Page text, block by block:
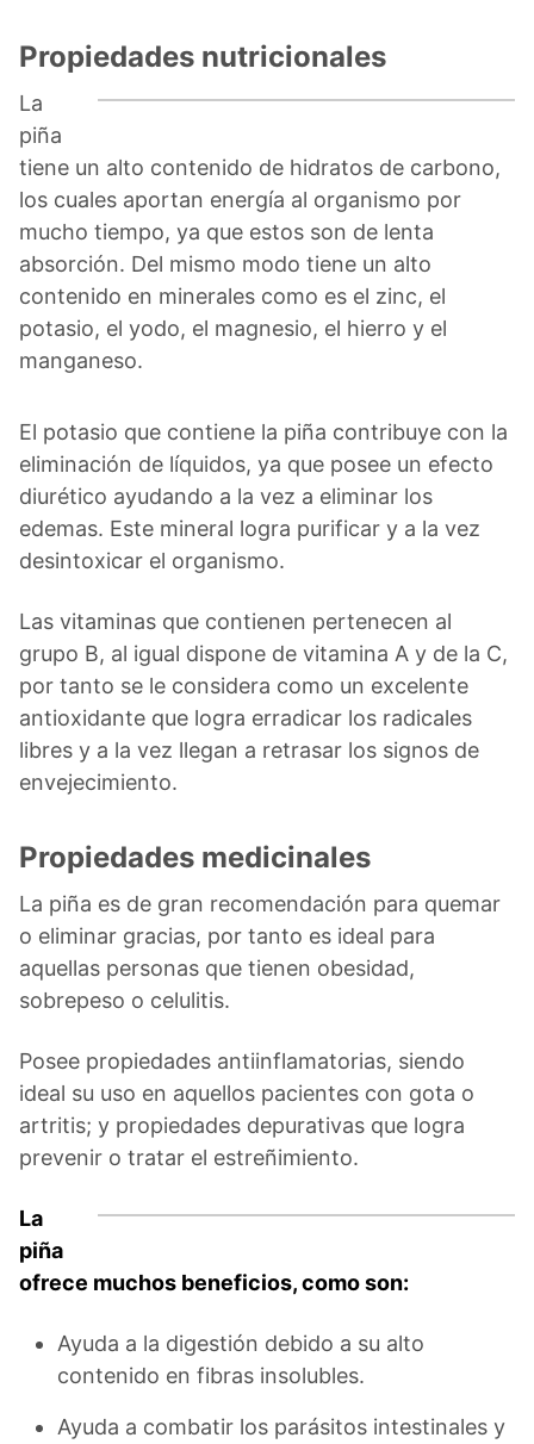
Propiedades nutricionales
La
piña
tiene un alto contenido de hidratos de carbono,
los cuales aportan energía al organismo por
mucho tiempo, ya que estos son de lenta
absorción. Del mismo modo tiene un alto
contenido en minerales como es el zinc, el
potasio, el yodo, el magnesio, el hierro y el
manganeso.
El potasio que contiene la piña contribuye con la
eliminación de líquidos, ya que posee un efecto
diurético ayudando a la vez a eliminar los
edemas. Este mineral logra purificar y a la vez
desintoxicar el organismo.
Las vitaminas que contienen pertenecen al
grupo B, al igual dispone de vitamina A y de la C,
por tanto se le considera como un excelente
antioxidante que logra erradicar los radicales
libres y a la vez llegan a retrasar los signos de
envejecimiento.
Propiedades medicinales
La piña es de gran recomendación para quemar
o eliminar gracias, por tanto es ideal para
aquellas personas que tienen obesidad,
sobrepeso o celulitis.
Posee propiedades antiinflamatorias, siendo
ideal su uso en aquellos pacientes con gota o
artritis; y propiedades depurativas que logra
prevenir o tratar el estreñimiento.
La
piña
ofrece muchos beneficios, como son:
Ayuda a la digestión debido a su alto
contenido en fibras insolubles.
Ayuda a combatir los parásitos intestinales y